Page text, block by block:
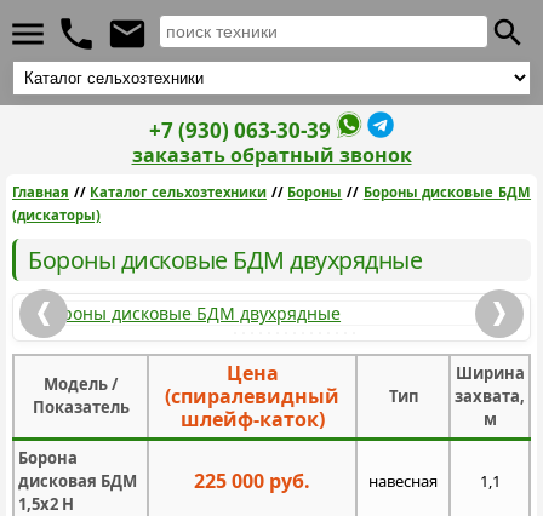
+7 (930) 063-30-39
заказать обратный звонок
Главная // Каталог сельхозтехники // Бороны // Бороны дисковые БДМ
(дискаторы)
Бороны дисковые БДМ двухрядные
Модель /
Показатель
Цена
(спиралевидный
шлейф-каток)
Тип
Ширина
захвата,
м
Борона
дисковая БДМ
1,5х2 Н
225 000 руб. навесная 1,1